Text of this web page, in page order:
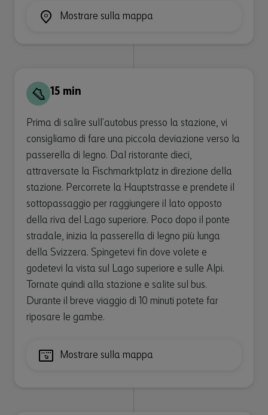
Mostrare sulla mappa
15 min
Prima di salire sull’autobus presso la stazione, vi
consigliamo di fare una piccola deviazione verso la
passerella di legno. Dal ristorante dieci,
attraversate la Fischmarktplatz in direzione della
stazione. Percorrete la Hauptstrasse e prendete il
sottopassaggio per raggiungere il lato opposto
della riva del Lago superiore. Poco dopo il ponte
stradale, inizia la passerella di legno più lunga
della Svizzera. Spingetevi fin dove volete e
godetevi la vista sul Lago superiore e sulle Alpi.
Tornate quindi alla stazione e salite sul bus.
Durante il breve viaggio di 10 minuti potete far
riposare le gambe.
Mostrare sulla mappa